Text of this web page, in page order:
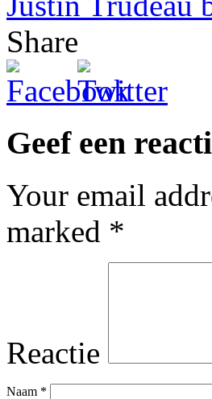
Share
Geef een
Your email
marked *
Reactie
Naam *